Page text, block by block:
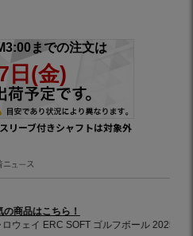
リーブ付きシャフトは対象外